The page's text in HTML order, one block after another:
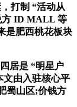
打制 “活动从
方 ID MALL 等
是肥西桃花板块
居是 “明星户
文由入驻核心平
蜀山区;价钱方